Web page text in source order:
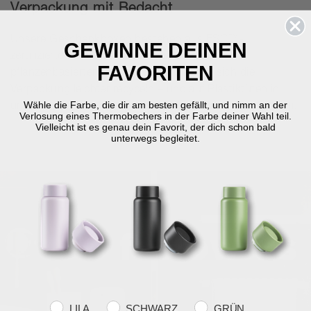
Verpackung mit Bedacht
zertifiziertem Karton, und wir drucken mit
pflanzenbasierten Farben. Dadurch lässt sich die
unseren Verpackungen verzichten wir schon seit langem.
GEWINNE DEINEN
FAVORITEN
Wähle die Farbe, die dir am besten gefällt, und nimm an der
Verlosung eines Thermobechers in der Farbe deiner Wahl teil.
Vielleicht ist es genau dein Favorit, der dich schon bald
unterwegs begleitet.
Farvevalg
LILA SCHWARZ GRÜN